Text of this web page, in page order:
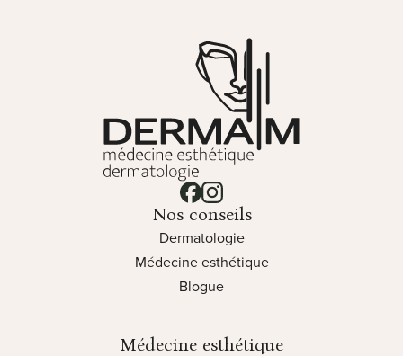
Les taches pigmentaires
s’assombrissent puis s’éliminent en 7
Pour les rougeurs diffuses et la
rosacée, l’amélioration se fait de
manière progressive au fil des
semaines, à mesure que les petits
vaisseaux scellés sont naturellement
éliminés par l’organisme.
Clinique Derma M - Médecine
Lien vers notre page facebook
Lien vers notre page instagram
Nos conseils
Dermatologie
Médecine esthétique
Blogue
Médecine esthétique